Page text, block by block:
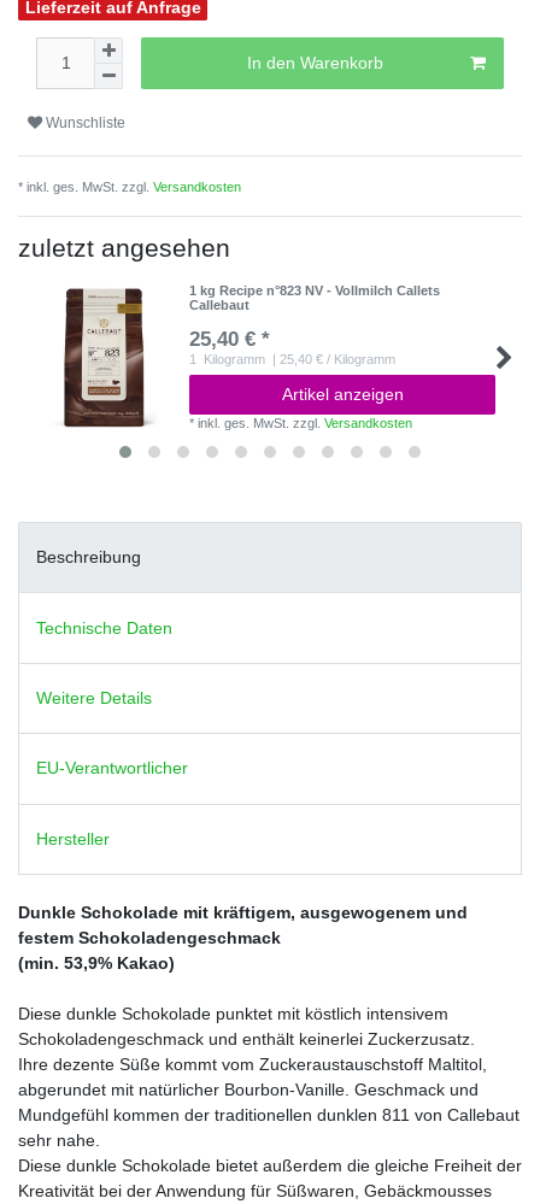
Lieferzeit auf Anfrage
In den Warenkorb
Wunschliste
* inkl. ges. MwSt. zzgl. Versandkosten
zuletzt angesehen
1 kg Recipe n°823 NV - Vollmilch Callets
Callebaut
25,40 € *
1 Kilogramm | 25,40 € / Kilogramm
Artikel anzeigen
*inkl. ges. MwSt. zzgl.Versandkosten
Beschreibung
Technische Daten
Weitere Details
EU-Verantwortlicher
Hersteller
Dunkle Schokolade mit kräftigem, ausgewogenem und
festem Schokoladengeschmack
(min. 53,9% Kakao)
Diese dunkle Schokolade punktet mit köstlich intensivem
Schokoladengeschmack und enthält keinerlei Zuckerzusatz.
Ihre dezente Süße kommt vom Zuckeraustauschstoff Maltitol,
abgerundet mit natürlicher Bourbon-Vanille. Geschmack und
Mundgefühl kommen der traditionellen dunklen 811 von Callebaut
sehr nahe.
Diese dunkle Schokolade bietet außerdem die gleiche Freiheit der
Kreativität bei der Anwendung für Süßwaren, Gebäckmousses